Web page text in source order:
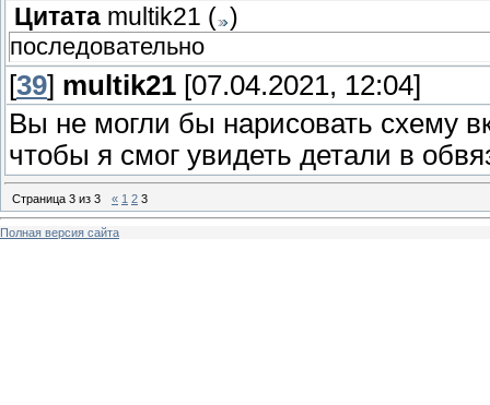
Цитата multik21 ( )
последовательно
[39] multik21 [07.04.2021, 12:04]
Вы не могли бы нарисовать схему
чтобы я смог увидеть детали в
Страница 3 из 3 « 1 2 3
Полная версия сайта